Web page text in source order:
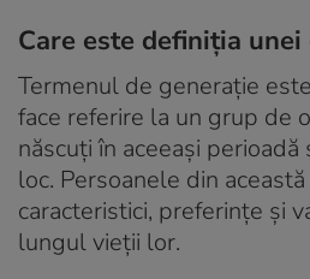
Care este definiția
Termenul de generație
face referire la un grup de
născuți în aceeași perioadă
loc. Persoanele din
caracteristici, preferințe și
lungul vieții lor.